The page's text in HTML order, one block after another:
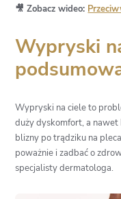
🎥 Zobacz wideo:
Wypryski
Wypryski na ciele to
duży dyskomfort, a
blizny po trądziku na
poważnie i zadbać o
specjalisty dermatologa.